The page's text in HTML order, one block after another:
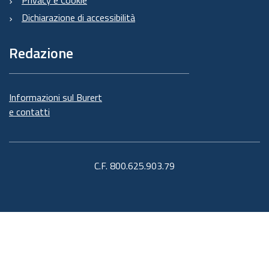
Dichiarazione di accessibilità
Redazione
Informazioni sul Burert
e contatti
C.F. 800.625.903.79